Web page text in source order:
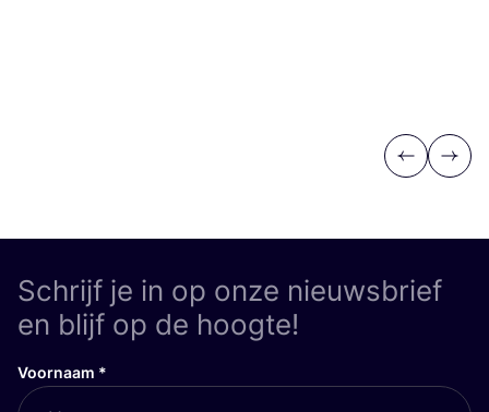
Previous
Next
Schrijf je in op onze nieuwsbrief
en blijf op de hoogte!
Voornaam *